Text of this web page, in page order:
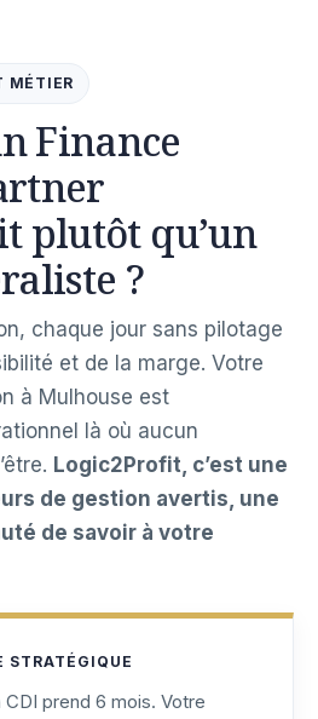
MÉTIER
Finance
plutôt qu’un
?
chaque jour sans pilotage
et de la marge. Votre
à Mulhouse est
là où aucun
Logic2Profit, c’est une
de gestion avertis, une
de savoir à votre
STRATÉGIQUE
CDI prend 6 mois. Votre